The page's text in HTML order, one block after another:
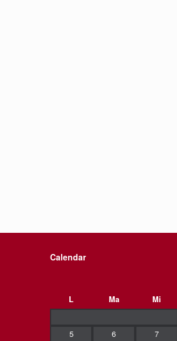
Calendar
L
Ma Mi
5
6 7